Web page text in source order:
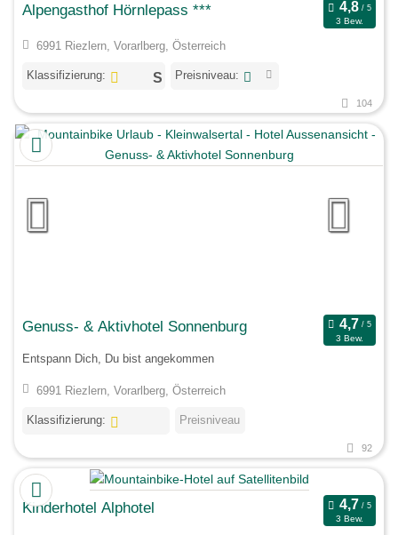
Alpengasthof Hörnlepass ***
3 Bew.
6991 Riezlern, Vorarlberg, Österreich
Klassifizierung: Preisniveau:
104
Genuss- & Aktivhotel Sonnenburg
3 Bew.
Entspann Dich, Du bist angekommen
6991 Riezlern, Vorarlberg, Österreich
Klassifizierung: Preisniveau
92
Kinderhotel Alphotel
3 Bew.